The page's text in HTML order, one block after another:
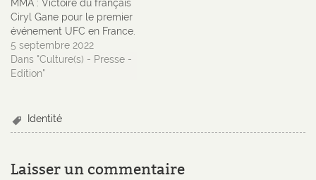
MMA : Victoire du français
Ciryl Gane pour le premier
événement UFC en France.
5 septembre 2022
Dans "Culture(s) - Presse -
Edition"
Identité
Laisser un commentaire